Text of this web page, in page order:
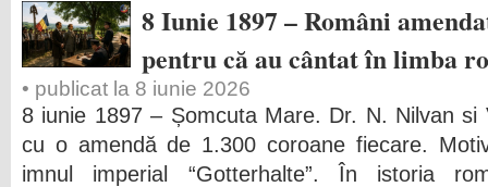
8 Iunie 1897 – Români
pentru că au cântat în limba
• publicat la 8 iunie 2026
8 iunie 1897 – Șomcuta Mare. Dr. N. Nilvan si
cu o amendă de 1.300 coroane fiecare.
imnul imperial “Gotterhalte”. În istoria